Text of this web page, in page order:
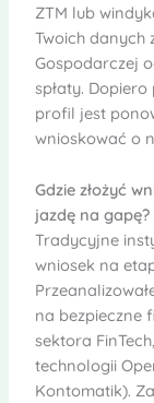
ZTM lub
Twoich danych
Gospodarczej
spłaty.
profil jest
wnioskować o
Gdzie złożyć
jazdę na gapę?
Tradycyjne
wniosek na
na bezpieczne
sektora
technologii
Kontomatik).